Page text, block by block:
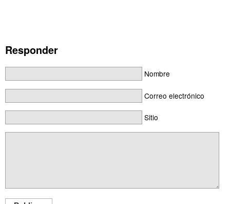
Responder
Nombre
Correo electrónico
Sitio